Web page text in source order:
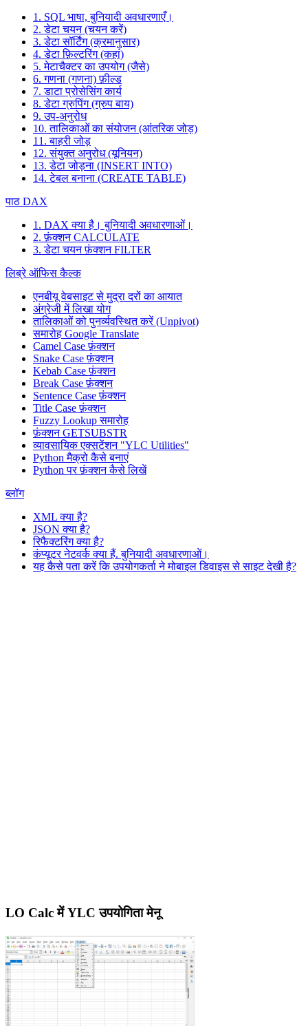
1. SQL भाषा, बुनियादी अवधारणाएँ।
2. डेटा चयन (चयन करें)
3. डेटा सॉर्टिंग (क्रमानुसार)
4. डेटा फ़िल्टरिंग (कहां)
5. मेटाचैक्टर का उपयोग (जैसे)
6. गणना (गणना) फ़ील्ड
7. डाटा प्रोसेसिंग कार्य
8. डेटा ग्रुपिंग (ग्रुप बाय)
9. उप-अनुरोध
10. तालिकाओं का संयोजन (आंतरिक जोड़)
11. बाहरी जोड़
12. संयुक्त अनुरोध (यूनियन)
13. डेटा जोड़ना (INSERT INTO)
14. टेबल बनाना (CREATE TABLE)
पाठ DAX
1. DAX क्या है। बुनियादी अवधारणाओं।
2. फ़ंक्शन CALCULATE
3. डेटा चयन फ़ंक्शन FILTER
लिब्रे ऑफिस कैल्क
एनबीयू वेबसाइट से मुद्रा दरों का आयात
अंग्रेजी में लिखा योग
तालिकाओं को पुनर्व्यवस्थित करें (Unpivot)
समारोह Google Translate
Camel Case फ़ंक्शन
Snake Case फ़ंक्शन
Kebab Case फ़ंक्शन
Break Case फ़ंक्शन
Sentence Case फ़ंक्शन
Title Case फ़ंक्शन
Fuzzy Lookupसमारोह
फ़ंक्शन GETSUBSTR
व्यावसायिक एक्सटेंशन "YLC Utilities"
Python मैक्रो कैसे बनाएं
Python पर फ़ंक्शन कैसे लिखें
ब्लॉग
XML क्या है?
JSON क्या है?
रिफैक्टरिंग क्या है?
कंप्यूटर नेटवर्क क्या हैं. बुनियादी अवधारणाओं।
यह कैसे पता करें कि उपयोगकर्ता ने मोबाइल डिवाइस से साइट देखी है?
LO Calc में YLC उपयोगिता मेनू